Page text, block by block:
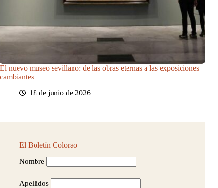
El nuevo museo sevillano: de las obras eternas a las exposiciones
cambiantes
18 de junio de 2026
El Boletín Colorao
Nombre
Apellidos